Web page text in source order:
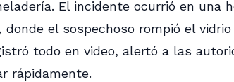
El incidente ocurrió en una
donde el sospechoso rompió el
todo en video, alertó a las
rápidamente.